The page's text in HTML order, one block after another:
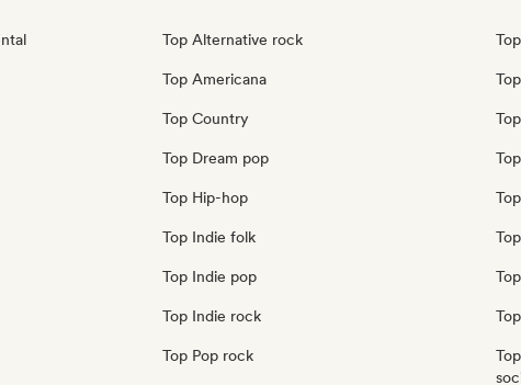
Top Alternative rock
Top Americana
Top Country
Top Dream pop
Top Hip-hop
Top Indie folk
Top Indie pop
Top Indie rock
Top Pop rock